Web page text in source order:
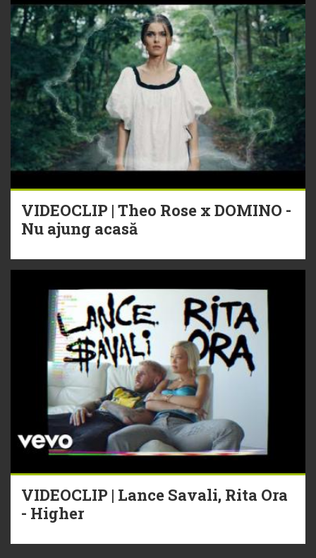
VIDEOCLIP | Theo Rose x DOMINO -
Nu ajung acasă
VIDEOCLIP | Lance Savali, Rita Ora
- Higher